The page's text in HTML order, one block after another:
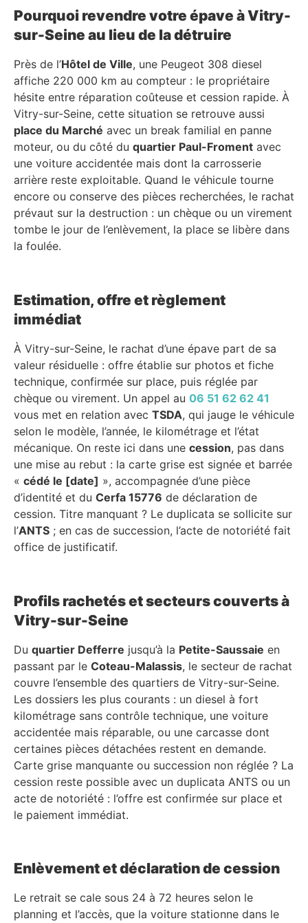
Pourquoi revendre votre épave à Vitry-
sur-Seine au lieu de la détruire
Près de l’Hôtel de Ville, une Peugeot 308 diesel
affiche 220 000 km au compteur : le propriétaire
hésite entre réparation coûteuse et cession rapide. À
Vitry-sur-Seine, cette situation se retrouve aussi
place du Marché avec un break familial en panne
moteur, ou du côté du quartier Paul-Froment avec
une voiture accidentée mais dont la carrosserie
arrière reste exploitable. Quand le véhicule tourne
encore ou conserve des pièces recherchées, le rachat
prévaut sur la destruction : un chèque ou un virement
tombe le jour de l’enlèvement, la place se libère dans
la foulée.
Estimation, offre et règlement
immédiat
À Vitry-sur-Seine, le rachat d’une épave part de sa
valeur résiduelle : offre établie sur photos et fiche
technique, confirmée sur place, puis réglée par
chèque ou virement. Un appel au 06 51 62 62 41
vous met en relation avec TSDA, qui jauge le véhicule
selon le modèle, l’année, le kilométrage et l’état
mécanique. On reste ici dans une cession, pas dans
une mise au rebut : la carte grise est signée et barrée
« cédé le [date] », accompagnée d’une pièce
d’identité et du Cerfa 15776 de déclaration de
cession. Titre manquant ? Le duplicata se sollicite sur
l’ANTS ; en cas de succession, l’acte de notoriété fait
office de justificatif.
Profils rachetés et secteurs couverts à
Vitry-sur-Seine
Du quartier Defferre jusqu’à la Petite-Saussaie en
passant par le Coteau-Malassis, le secteur de rachat
couvre l’ensemble des quartiers de Vitry-sur-Seine.
Les dossiers les plus courants : un diesel à fort
kilométrage sans contrôle technique, une voiture
accidentée mais réparable, ou une carcasse dont
certaines pièces détachées restent en demande.
Carte grise manquante ou succession non réglée ? La
cession reste possible avec un duplicata ANTS ou un
acte de notoriété : l’offre est confirmée sur place et
le paiement immédiat.
Enlèvement et déclaration de cession
Le retrait se cale sous 24 à 72 heures selon le
planning et l’accès, que la voiture stationne dans le